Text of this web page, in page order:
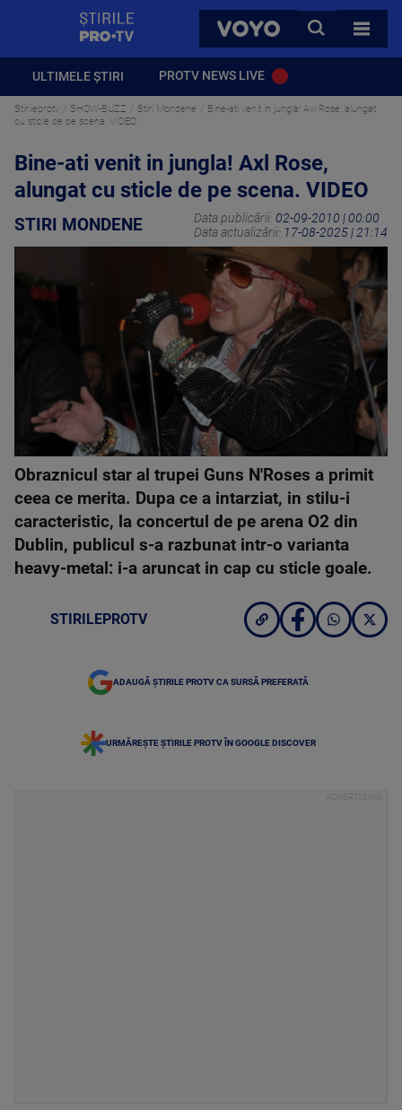
VOYO
CAUTA
TOATE
ULTIMELE ȘTIRI PROTV NEWS LIVE
Stirileprotv SHOW-BUZZ Stiri Mondene
Bine-ati venit in jungla! Axl Rose, alungat
cu sticle de pe scena. VIDEO
Bine-ati venit in jungla! Axl Rose,
alungat cu sticle de pe scena. VIDEO
STIRI MONDENE Data publicării: 02-09-2010 | 00:00
Data actualizării: 17-08-2025 | 21:14
Obraznicul star al trupei Guns N'Roses a primit
ceea ce merita. Dupa ce a intarziat, in stilu-i
caracteristic, la concertul de pe arena O2 din
Dublin, publicul s-a razbunat intr-o varianta
heavy-metal: i-a aruncat in cap cu sticle goale.
STIRILEPROTV
ADAUGĂ ȘTIRILE PROTV CA SURSĂ PREFERATĂ
URMĂREȘTE ȘTIRILE PROTV ÎN GOOGLE DISCOVER